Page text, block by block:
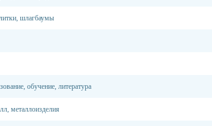
шлагбаумы
обучение, литература
металлоизделия